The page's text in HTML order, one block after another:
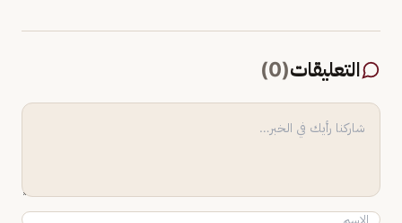
التعليقات(
0
)